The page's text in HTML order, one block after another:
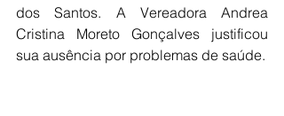
dos Santos. A Vereadora Andrea
Cristina Moreto Gonçalves justificou
sua ausência por problemas de saúde.